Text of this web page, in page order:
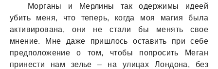
Морганы и Мерлины так одержимы идеей
убить меня, что теперь, когда моя магия была
активирована, они не стали бы менять свое
мнение. Мне даже пришлось оставить при себе
предположение о том, чтобы попросить Меган
принести нам зелье – на улицах Лондона, без